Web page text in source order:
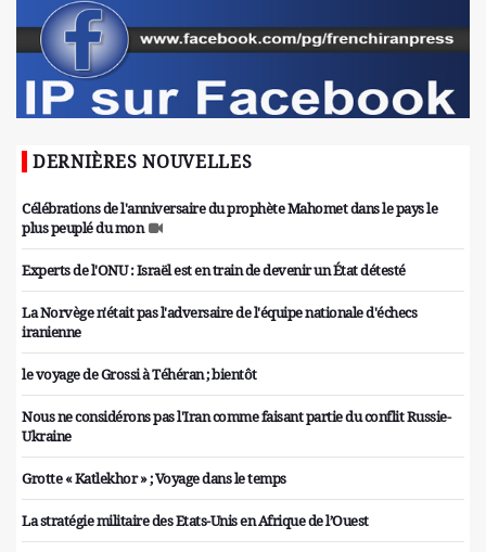
DERNIÈRES NOUVELLES
Célébrations de l'anniversaire du prophète Mahomet dans le pays le
plus peuplé du mon
Experts de l'ONU : Israël est en train de devenir un État détesté
La Norvège n'était pas l'adversaire de l'équipe nationale d'échecs
iranienne
le voyage de Grossi à Téhéran ; bientôt
Nous ne considérons pas l'Iran comme faisant partie du conflit Russie-
Ukraine
Grotte « Katlekhor » ; Voyage dans le temps
La stratégie militaire des Etats-Unis en Afrique de l’Ouest